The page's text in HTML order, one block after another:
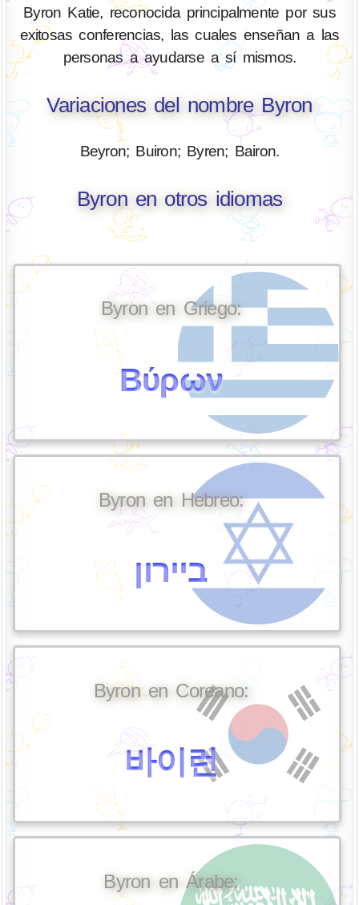
Byron Katie, reconocida principalmente por sus
exitosas conferencias, las cuales enseñan a las
personas a ayudarse a sí mismos.
Variaciones del nombre Byron
Beyron; Buiron; Byren; Bairon.
Byron en otros idiomas
Byron en Griego:
Βύρων
Byron en Hebreo:
ביירון
Byron en Coreano:
바이런
Byron en Árabe: